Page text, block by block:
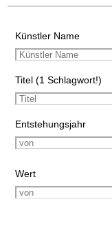
Künstler Name
Titel (1 Schlagwort!)
Entstehungsjahr
Wert